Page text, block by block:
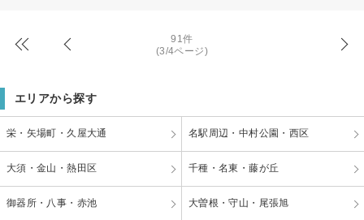
91件
(3/4ページ)
エリアから探す
栄・矢場町・久屋大通 名駅周辺・中村公園・西区
大須・金山・熱田区 千種・名東・藤が丘
御器所・八事・赤池 大曽根・守山・尾張旭